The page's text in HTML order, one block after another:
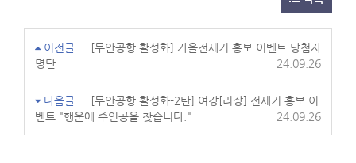
이전글
[무안공항 활성화] 가을전세기 홍보 이벤트 당첨자
명단
24.09.26
다음글
[무안공항 활성화-2탄] 여강[리장] 전세기 홍보 이
벤트 "행운에 주인공을 찾습니다."
24.09.26